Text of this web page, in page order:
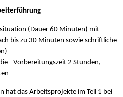
(Dauer 60 Minuten) mit
bis zu 30 Minuten sowie schriftliche
- Vorbereitungszeit 2 Stunden,
hat das Arbeitsprojekte im Teil 1 bei